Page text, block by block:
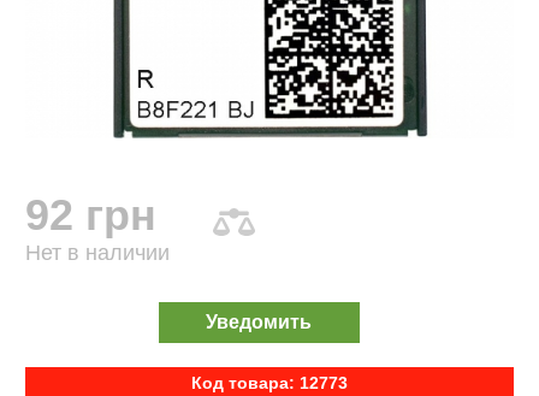
92 грн
Нет в наличии
Уведомить
Код товара: 12773